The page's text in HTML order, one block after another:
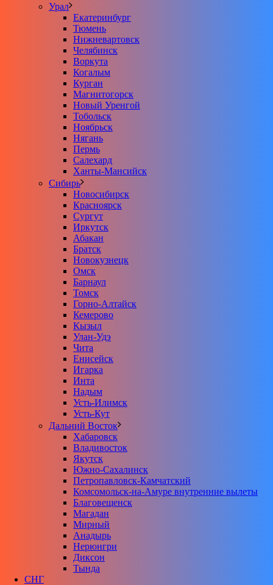
Урал
Екатеринбург
Тюмень
Нижневартовск
Челябинск
Воркута
Когалым
Курган
Магнитогорск
Новый Уренгой
Тобольск
Ноябрьск
Нягань
Пермь
Салехард
Ханты-Мансийск
Сибирь
Новосибирск
Красноярск
Сургут
Иркутск
Абакан
Братск
Новокузнецк
Омск
Барнаул
Томск
Горно-Алтайск
Кемерово
Кызыл
Улан-Удэ
Чита
Енисейск
Игарка
Инта
Надым
Усть-Илимск
Усть-Кут
Дальний Восток
Хабаровск
Владивосток
Якутск
Южно-Сахалинск
Петропавловск-Камчатский
Комсомольск-на-Амуре внутренние вылеты
Благовещенск
Магадан
Мирный
Анадырь
Нерюнгри
Диксон
Тында
СНГ